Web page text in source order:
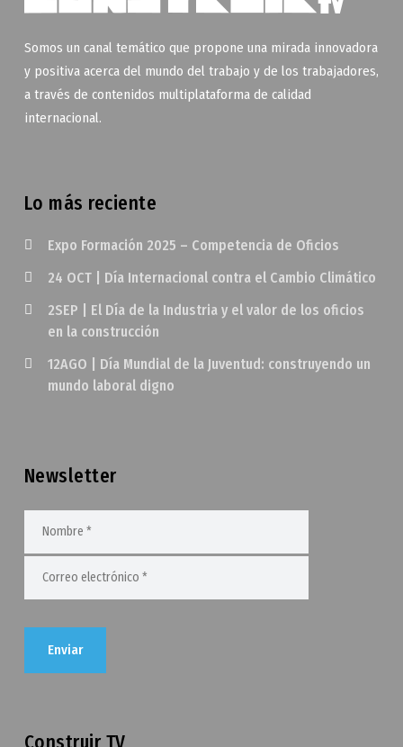
Somos un canal temático que propone una mirada innovadora
y positiva acerca del mundo del trabajo y de los trabajadores,
a través de contenidos multiplataforma de calidad
internacional.
Lo más reciente
Expo Formación 2025 – Competencia de Oficios
24 OCT | Día Internacional contra el Cambio Climático
2SEP | El Día de la Industria y el valor de los oficios
en la construcción
12AGO | Día Mundial de la Juventud: construyendo un
mundo laboral digno
Newsletter